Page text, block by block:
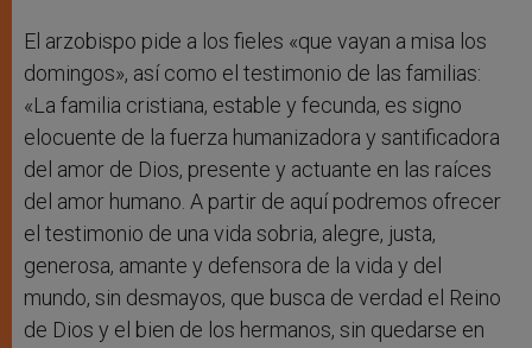
El arzobispo pide a los fieles «que vayan a misa los
domingos», así como el testimonio de las familias:
«La familia cristiana, estable y fecunda, es signo
elocuente de la fuerza humanizadora y santificadora
del amor de Dios, presente y actuante en las raíces
del amor humano. A partir de aquí podremos ofrecer
el testimonio de una vida sobria, alegre, justa,
generosa, amante y defensora de la vida y del
mundo, sin desmayos, que busca de verdad el Reino
de Dios y el bien de los hermanos, sin quedarse en